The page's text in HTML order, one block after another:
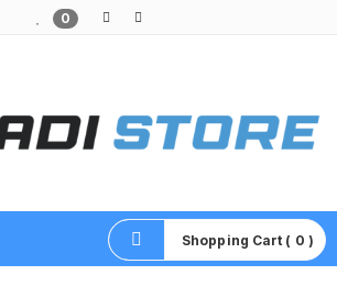
0
Shopping Cart ( 0 )